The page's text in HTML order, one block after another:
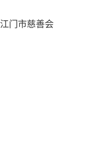
江门市慈善会